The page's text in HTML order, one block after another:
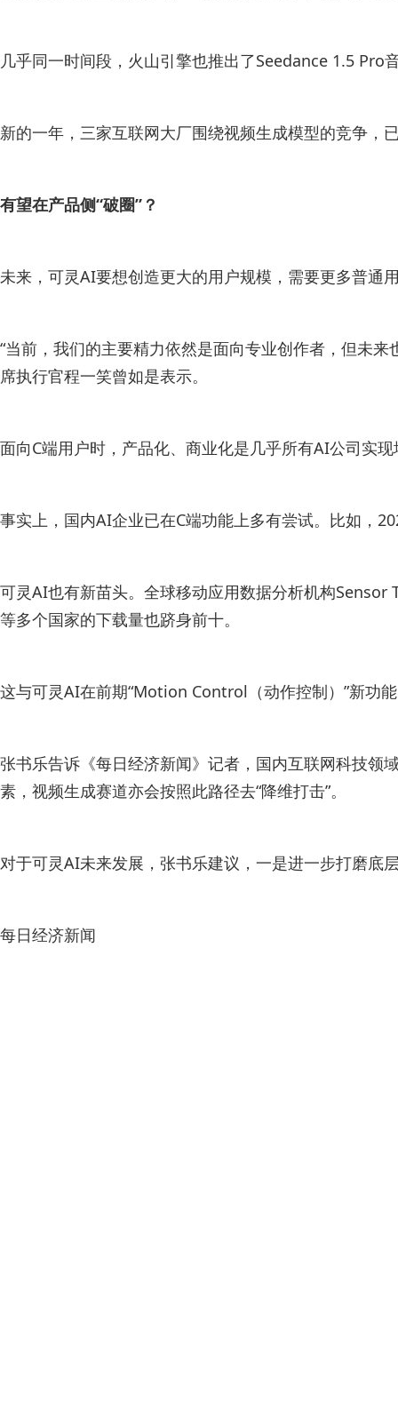
几乎同一时间段，火山引擎也推出了Seedance 1.5
新的一年，三家互联网大厂围绕视频生成模型的竞争，
有望在产品侧“破圈”？
未来，可灵AI要想创造更大的用户规模，需要更多普通
“当前，我们的主要精力依然是面向专业创作者，但未
席执行官程一笑曾如是表示。
面向C端用户时，产品化、商业化是几乎所有AI公司实
事实上，国内AI企业已在C端功能上多有尝试。比如，
可灵AI也有新苗头。全球移动应用数据分析机构
等多个国家的下载量也跻身前十。
这与可灵AI在前期“Motion Control（动作控制）”新功
张书乐告诉《每日经济新闻》记者，国内互联网科技领
素，视频生成赛道亦会按照此路径去“降维打击”。
对于可灵AI未来发展，张书乐建议，一是进一步打磨底
每日经济新闻